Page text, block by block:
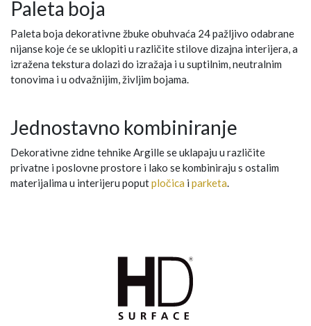
Paleta boja
Paleta boja dekorativne žbuke obuhvaća 24 pažljivo odabrane
nijanse koje će se uklopiti u različite stilove dizajna interijera, a
izražena tekstura dolazi do izražaja i u suptilnim, neutralnim
tonovima i u odvažnijim, življim bojama.
Jednostavno kombiniranje
Dekorativne zidne tehnike Argille se uklapaju u različite
privatne i poslovne prostore i lako se kombiniraju s ostalim
materijalima u interijeru poputpločica i parketa.